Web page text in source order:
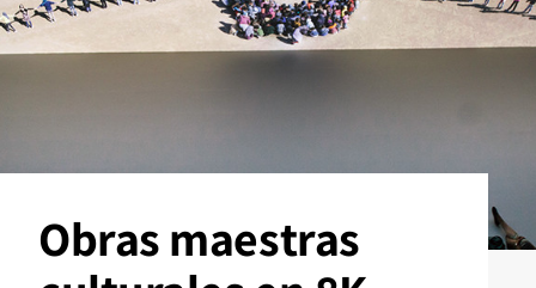
Obras maestras